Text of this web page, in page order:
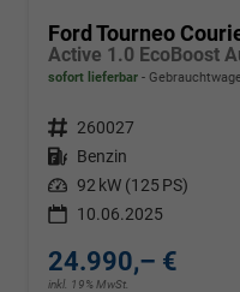
Ford Tourneo
Active 1.0 EcoBoost
sofort lieferbar
Fahrzeugnr. 260027
Kraftstoff Benzin
Leistung 92 kW (125 PS)
10.06.2025
24.990,– €
inkl. 19% MwSt.